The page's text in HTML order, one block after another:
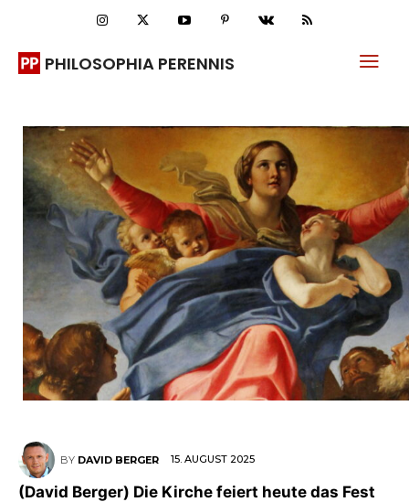
PHILOSOPHIA PERENNIS
BY DAVID BERGER 15. AUGUST 2025
(David Berger) Die Kirche feiert heute das Fest